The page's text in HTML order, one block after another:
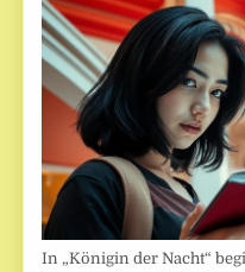
In „Königin der Nacht“